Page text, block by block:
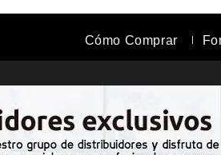
Cómo Comprar